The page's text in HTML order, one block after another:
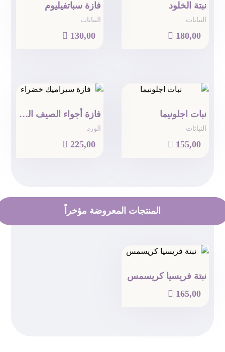
نبتة الخلود
النباتات
 180,00
فازة سباتفيليوم
النباتات
 130,00
نبات اجلونيما
النباتات
 155,00
فازة أجواء الصيف الجميلة
الورد
 225,00
المنتجات المعروضة مؤخراً
نبتة فريسيا كريسمس
 165,00